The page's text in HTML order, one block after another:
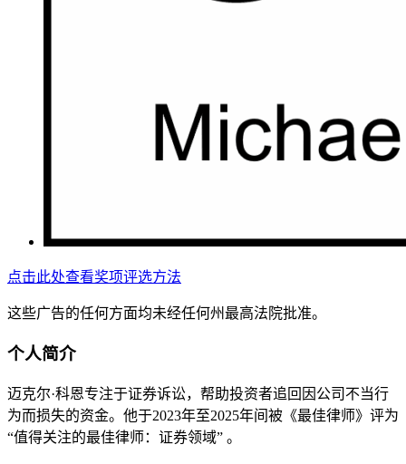
点击此处查看奖项评选方法
这些广告的任何方面均未经任何州最高法院批准。
个人简介
迈克尔·科恩专注于证券诉讼，帮助投资者追回因公司不当行
为而损失的资金。他于2023年至2025年间被《最佳律师》评为
“值得关注的最佳律师：证券领域” 。